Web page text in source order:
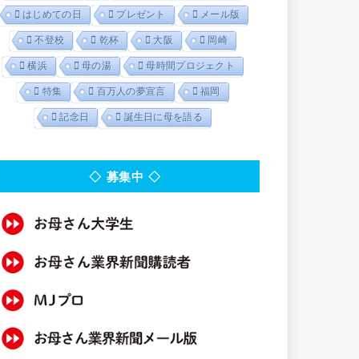
はじめての日 プレゼント メール版
不登校 乾杯 大阪 岡崎
横浜 母の湯 母時間プロジェクト
特集 百万人の夢宣言 福岡
記念日 誕生日に母を語る
◇ 募集中 ◇